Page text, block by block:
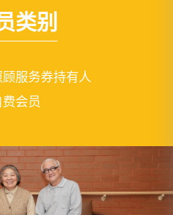
类别
服务券持有人
费会员